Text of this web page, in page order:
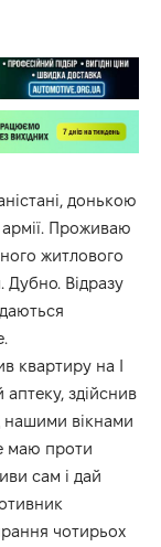
донькою
армії. Проживаю
житлового
Дубно. Відразу
квартиру на І
здійснив
нашими вікнами
маю проти
сам і дай
чотирьох